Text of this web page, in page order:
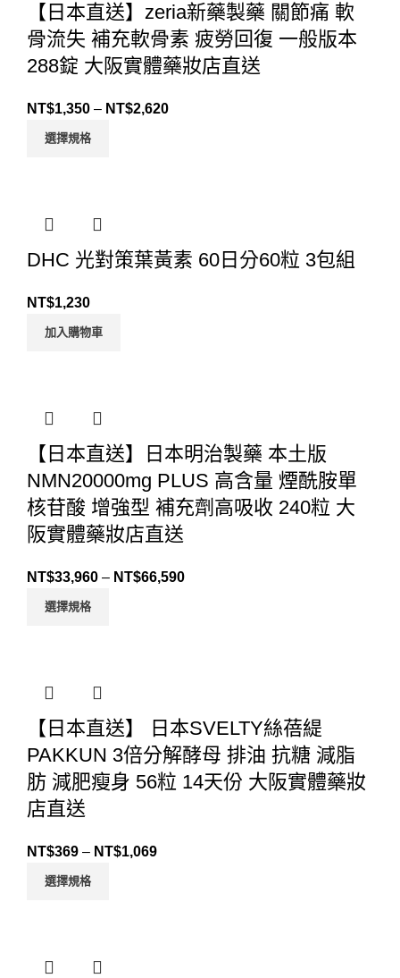
【日本直送】zeria新藥製藥 關節痛 軟
骨流失 補充軟骨素 疲勞回復 一般版本
288錠 大阪實體藥妝店直送
NT$1,350 – NT$2,620
選擇規格
DHC 光對策葉黃素 60日分60粒 3包組
NT$1,230
加入購物車
【日本直送】日本明治製藥 本土版
NMN20000mg PLUS 高含量 煙酰胺單
核苷酸 增強型 補充劑高吸收 240粒 大
阪實體藥妝店直送
NT$33,960 – NT$66,590
選擇規格
【日本直送】 日本SVELTY絲蓓緹
PAKKUN 3倍分解酵母 排油 抗糖 減脂
肪 減肥瘦身 56粒 14天份 大阪實體藥妝
店直送
NT$369 – NT$1,069
選擇規格